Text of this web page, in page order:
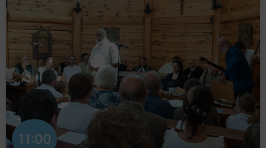
11:00